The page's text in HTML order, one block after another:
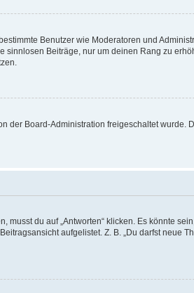
Benutzer wie Moderatoren und
sinnlosen Beiträge, nur um deinen Rang zu
der Board-Administration freigeschaltet wurde.
musst du auf „Antworten“ klicken. Es könnte
aufgelistet. Z. B. „Du darfst neue